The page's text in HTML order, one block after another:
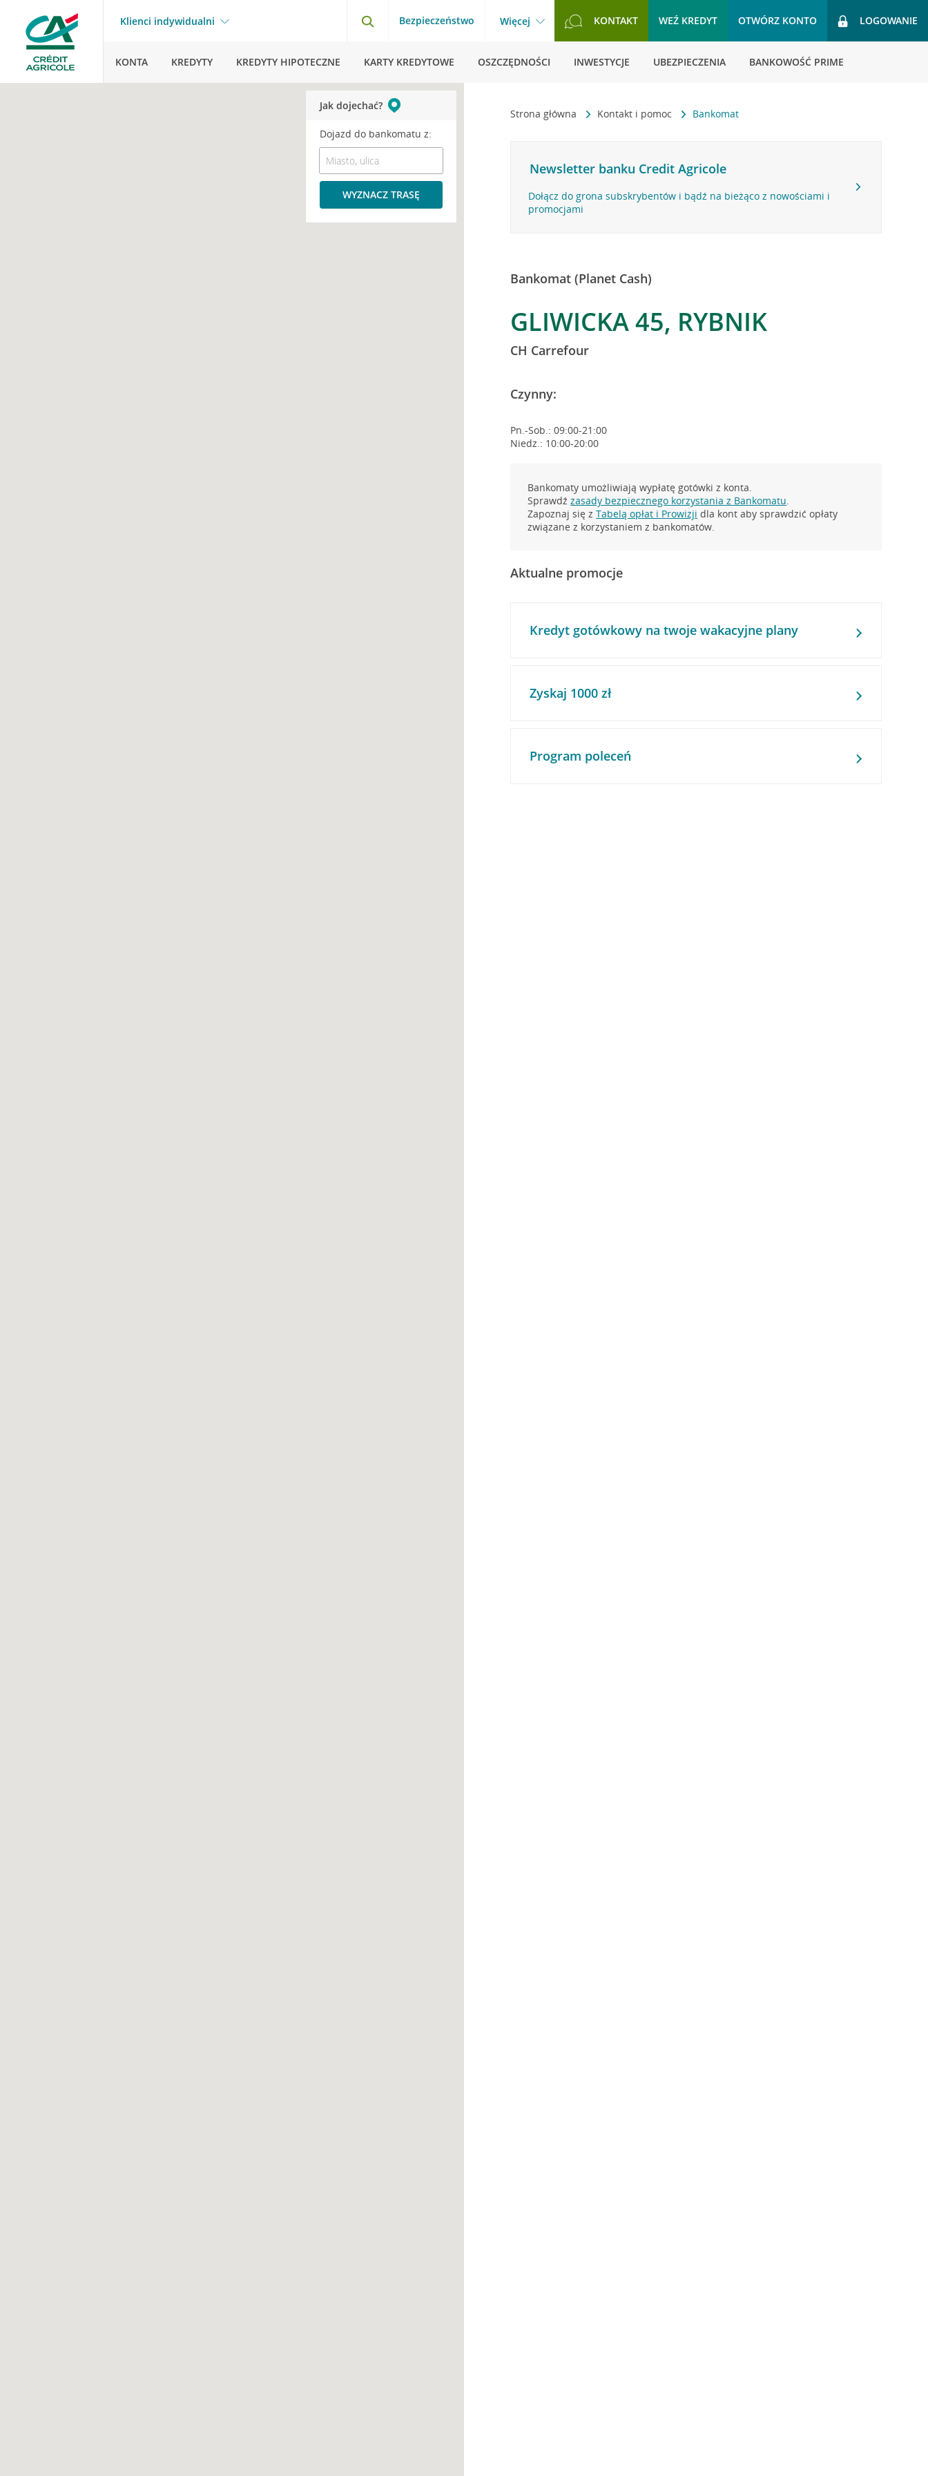
Klienci indywidualni Bezpieczeństwo Więcej KONTAKT WEŹ KREDYT OTWÓRZ KONTO LOGOWANIE
KONTA KREDYTY KREDYTY HIPOTECZNE KARTY KREDYTOWE OSZCZĘDNOŚCI INWESTYCJE UBEZPIECZENIA BANKOWOŚĆ PRIME
Strona główna Kontakt i pomoc Bankomat
Newsletter banku Credit Agricole
Dołącz do grona subskrybentów i bądź na bieżąco z nowościami i
promocjami
Bankomat (Planet Cash)
GLIWICKA 45, RYBNIK
CH Carrefour
Czynny:
Pn.-Sob.: 09:00-21:00
Niedz.: 10:00-20:00
Bankomaty umożliwiają wypłatę gotówki z konta.
Sprawdźzasady bezpiecznego korzystania z Bankomatu.
Zapoznaj się zTabelą opłat i Prowizji dla kont aby sprawdzić opłaty
związane z korzystaniem z bankomatów.
Aktualne promocje
Kredyt gotówkowy na twoje wakacyjne plany
Zyskaj 1000 zł
Program poleceń
Jak dojechać?
Dojazd do bankomatu z:
WYZNACZ TRASĘ